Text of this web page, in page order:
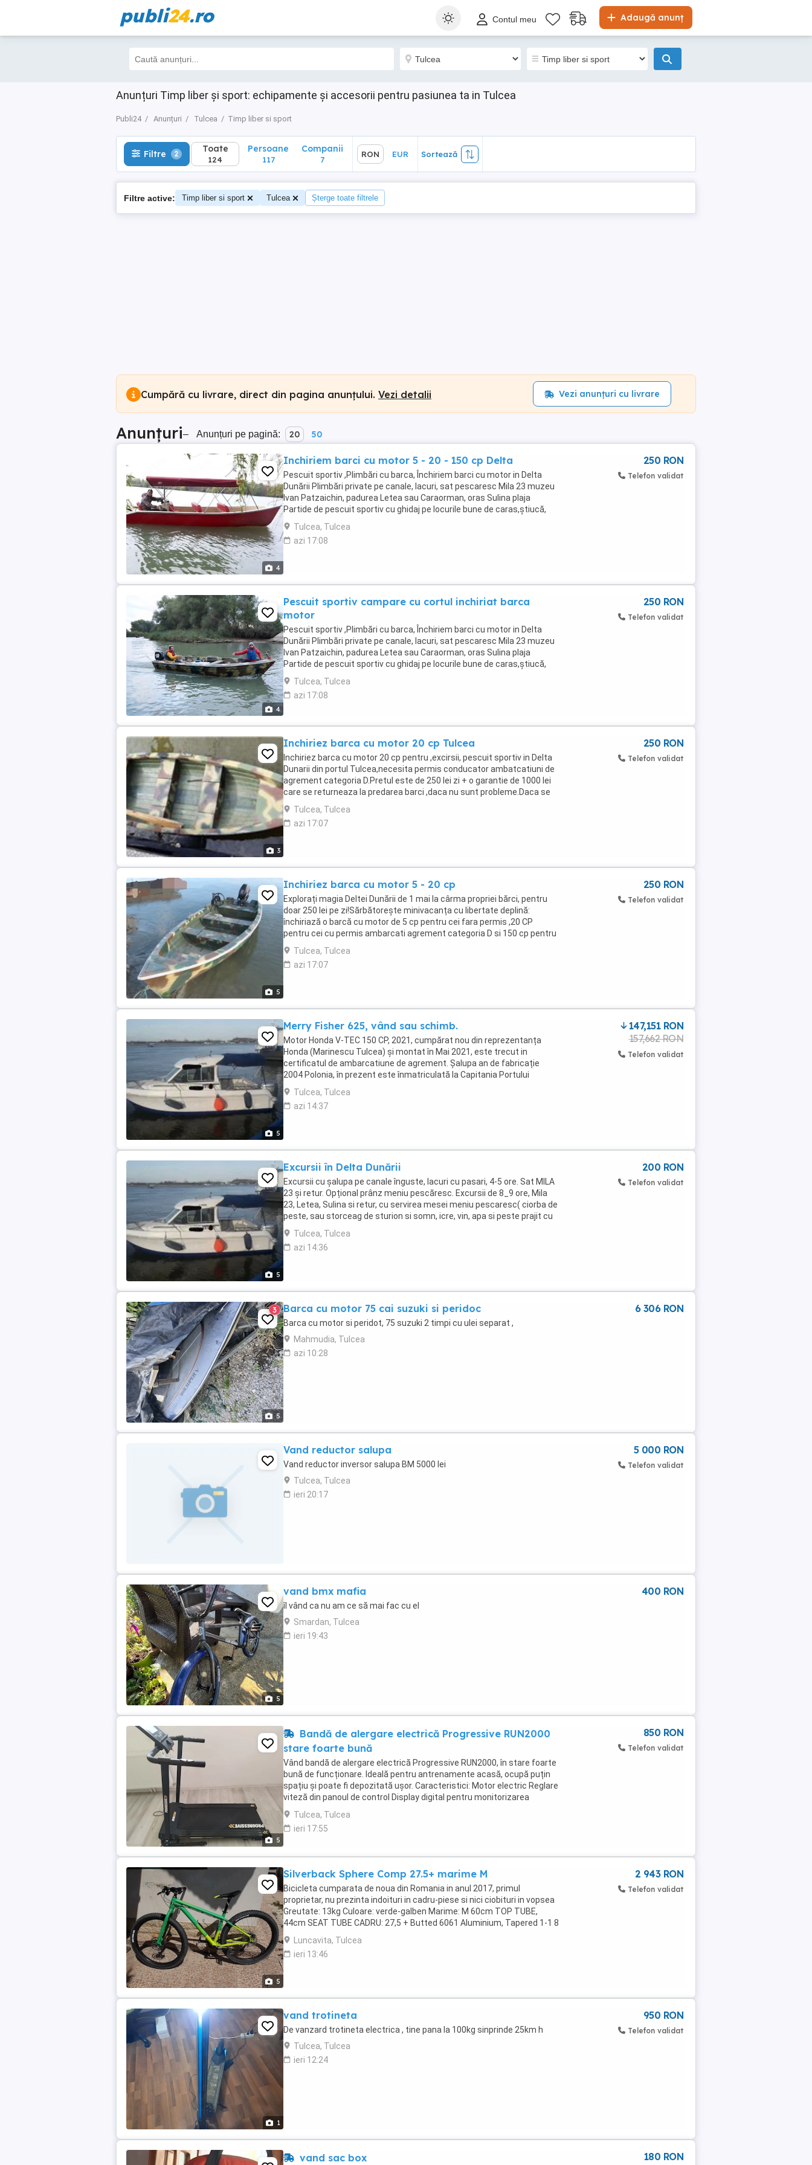
publi24.ro Adaugă anunț
Contul meu
Anunțuri Timp liber și sport: echipamente și accesorii pentru pasiunea ta in Tulcea
Publi24 Anunțuri Tulcea Timp liber si sport
Filtre 2 Toate
124
Sortează
Filtre 2 Toate
124
Persoane
117
Companii
7
RON EUR Sortează
Filtre active: Timp liber si sport Tulcea Șterge toate filtrele
Cumpără cu livrare, direct din pagina anunțului. Vezi detalii Vezi anunțuri cu livrare
Anunțuri– Anunțuri pe pagină: 20 50
4
Inchiriem barci cu motor 5 - 20 - 150 cp Delta
Pescuit sportiv ,Plimbări cu barca, Închiriem barci cu motor in Delta
Dunării Plimbări private pe canale, lacuri, sat pescaresc Mila 23 muzeu
Ivan Patzaichin, padurea Letea sau Caraorman, oras Sulina plaja
Partide de pescuit sportiv cu ghidaj pe locurile bune de caras,știucă,
șalău, somn Transfer ...
Tulcea, Tulcea
azi 17:08
250 RON
Telefon validat
4
Pescuit sportiv campare cu cortul inchiriat barca
motor
Pescuit sportiv ,Plimbări cu barca, Închiriem barci cu motor in Delta
Dunării Plimbări private pe canale, lacuri, sat pescaresc Mila 23 muzeu
Ivan Patzaichin, padurea Letea sau Caraorman, oras Sulina plaja
Partide de pescuit sportiv cu ghidaj pe locurile bune de caras,știucă,
șalău, somn Transfer ...
Tulcea, Tulcea
azi 17:08
250 RON
Telefon validat
3
Inchiriez barca cu motor 20 cp Tulcea
Inchiriez barca cu motor 20 cp pentru ,excirsii, pescuit sportiv in Delta
Dunarii din portul Tulcea,necesita permis conducator ambatcatiuni de
agrement categoria D.Pretul este de 250 lei zi + o garantie de 1000 lei
care se returneaza la predarea barci ,daca nu sunt probleme.Daca se
inchiriaza doar ...
Tulcea, Tulcea
azi 17:07
250 RON
Telefon validat
5
Inchiriez barca cu motor 5 - 20 cp
Explorați magia Deltei Dunării de 1 mai la cârma propriei bărci, pentru
doar 250 lei pe zi!Sărbătorește minivacanța cu libertate deplină:
închiriază o barcă cu motor de 5 cp pentru cei fara permis ,20 CP
pentru cei cu permis ambarcati agrement categoria D si 150 cp pentru
barca cu conducator si ghig ...
Tulcea, Tulcea
azi 17:07
250 RON
Telefon validat
5
Merry Fisher 625, vând sau schimb.
Motor Honda V-TEC 150 CP, 2021, cumpărat nou din reprezentanța
Honda (Marinescu Tulcea) și montat în Mai 2021, este trecut in
certificatul de ambarcatiune de agrement. Șalupa an de fabricație
2004 Polonia, în prezent este înmatriculată la Capitania Portului
Tulcea. Preț negociabil, astept oferte sau ...
Tulcea, Tulcea
azi 14:37
147,151 RON
157,662 RON
Telefon validat
5
Excursii în Delta Dunării
Excursii cu șalupa pe canale înguste, lacuri cu pasari, 4-5 ore. Sat MILA
23 și retur. Opțional prânz meniu pescăresc. Excursii de 8_9 ore, Mila
23, Letea, Sulina si retur, cu servirea mesei meniu pescaresc( ciorba de
peste, sau storceag de sturion si somn, icre, vin, apa si peste prajit cu
mămăligă ...
Tulcea, Tulcea
azi 14:36
200 RON
Telefon validat
5
3 Barca cu motor 75 cai suzuki si peridoc
Barca cu motor si peridot, 75 suzuki 2 timpi cu ulei separat ,
Mahmudia, Tulcea
azi 10:28
6 306 RON
Vand reductor salupa
Vand reductor inversor salupa BM 5000 lei
Tulcea, Tulcea
ieri 20:17
5 000 RON
Telefon validat
5
vand bmx mafia
îl vând ca nu am ce să mai fac cu el
Smardan, Tulcea
ieri 19:43
400 RON
5
Bandă de alergare electrică Progressive RUN2000
stare foarte bună
Vând bandă de alergare electrică Progressive RUN2000, în stare foarte
bună de funcționare. Ideală pentru antrenamente acasă, ocupă puțin
spațiu și poate fi depozitată ușor. Caracteristici: Motor electric Reglare
viteză din panoul de control Display digital pentru monitorizarea
antrenamentului Senzori ...
Tulcea, Tulcea
ieri 17:55
850 RON
Telefon validat
5
Silverback Sphere Comp 27.5+ marime M
Bicicleta cumparata de noua din Romania in anul 2017, primul
proprietar, nu prezinta indoituri in cadru-piese si nici ciobituri in vopsea
Greutate: 13kg Culoare: verde-galben Marime: M 60cm TOP TUBE,
44cm SEAT TUBE CADRU: 27,5 + Butted 6061 Aluminium, Tapered 1-1 8
-1.5 Headtube, 141mm QR Dropouts FURCA: ...
Luncavita, Tulcea
ieri 13:46
2 943 RON
Telefon validat
1
vand trotineta
De vanzard trotineta electrica , tine pana la 100kg sinprinde 25km h
Tulcea, Tulcea
ieri 12:24
950 RON
Telefon validat
vand sac box 180 RON